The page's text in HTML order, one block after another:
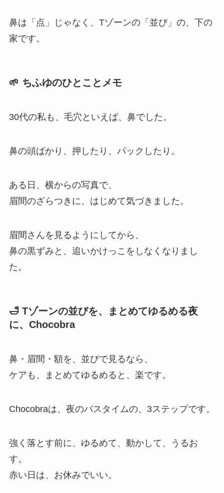
鼻は「点」じゃなく、Tゾーンの「並び」の、下の
家です。
🌱 ちふゆのひとことメモ
30代の私も、毛穴といえば、鼻でした。
鼻の頭ばかり、押したり、パックしたり。
ある日、横からの写真で、
眉間のざらつきに、はじめて気づきました。
眉間さんを見るようにしてから、
鼻の黒ずみと、追いかけっこをしなくなりまし
た。
🛁 Tゾーンの並びを、まとめてゆるめる夜
に、Chocobra
鼻・眉間・額を、並びで見るなら、
ケアも、まとめてゆるめると、楽です。
Chocobraは、夜のバスタイムの、3ステップです。
強く落とす前に、ゆるめて、動かして、うるお
す。
赤い日は、お休みでいい。